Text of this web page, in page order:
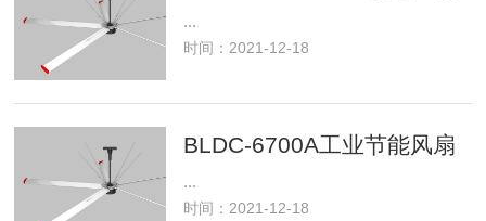
...
时间：2021-12-18
BLDC-6700A工业节能风扇
...
时间：2021-12-18